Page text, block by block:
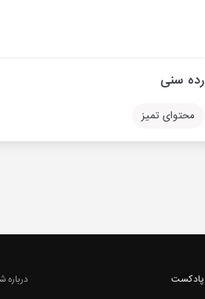
رده سنی
محتوای تمیز
پادکست
درباره